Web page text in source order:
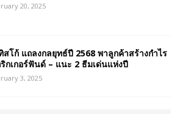
20, 2025
สโก้ แถลงกลยุทธ์ปี 2568 พาลูกค้าสร้างกำไร
กเกอร์ฟันด์ – แนะ 2 ธีมเด่นแห่งปี
3, 2025